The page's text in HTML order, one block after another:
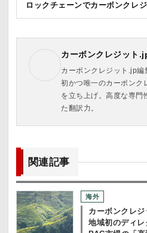
ロックチェーンでカーボンクレ
カーボンクレジット
カーボンクレジット.jp
初かつ唯一のカーボンク
を立ち上げ。高度な専門
た翻訳力。
関連記事
海外
カーボンクレ
地域初のディ